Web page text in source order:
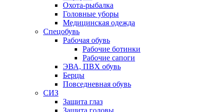
Охота-рыбалка
Головные уборы
Медицинская одежда
Спецобувь
Рабочая обувь
Рабочие ботинки
Рабочие сапоги
ЭВА, ПВХ обувь
Берцы
Повседневная обувь
СИЗ
Защита глаз